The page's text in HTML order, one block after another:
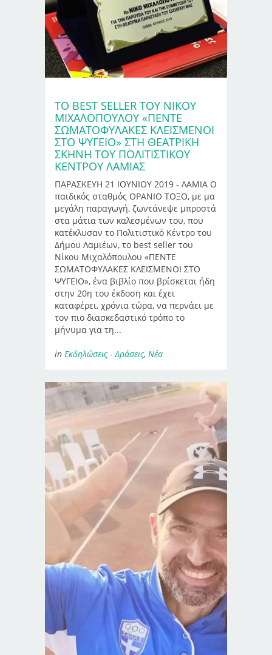
ΤΟ BEST SELLER ΤΟΥ ΝΊΚΟΥ
ΜΙΧΑΛΌΠΟΥΛΟΥ «ΠΕΝΤΕ
ΣΩΜΑΤΟΦΥΛΑΚΕΣ ΚΛΕΙΣΜΕΝΟΙ
ΣΤΟ ΨΥΓΕΙΟ» ΣΤΗ ΘΕΑΤΡΙΚΉ
ΣΚΗΝΉ ΤΟΥ ΠΟΛΙΤΙΣΤΙΚΟΎ
ΚΈΝΤΡΟΥ ΛΑΜΊΑΣ
ΠΑΡΑΣΚΕΥΗ 21 ΙΟΥΝΙΟΥ 2019 - ΛΑΜΙΑ Ο
παιδικός σταθμός ΟΡΑΝΙΟ ΤΟΞΟ, με μα
μεγάλη παραγωγή, ζωντάνεψε μπροστά
στα μάτια των καλεσμένων του, που
κατέκλυσαν το Πολιτιστικό Κέντρο του
Δήμου Λαμιέων, το best seller του
Νίκου Μιχαλόπουλου «ΠΕΝΤΕ
ΣΩΜΑΤΟΦΥΛΑΚΕΣ ΚΛΕΙΣΜΕΝΟΙ ΣΤΟ
ΨΥΓΕΙΟ», ένα βιβλίο που βρίσκεται ήδη
στην 20η του έκδοση και έχει
καταφέρει, χρόνια τώρα, να περνάει με
τον πιο διασκεδαστικό τρόπο το
μήνυμα για τη...
in Εκδηλώσεις - Δράσεις, Νέα